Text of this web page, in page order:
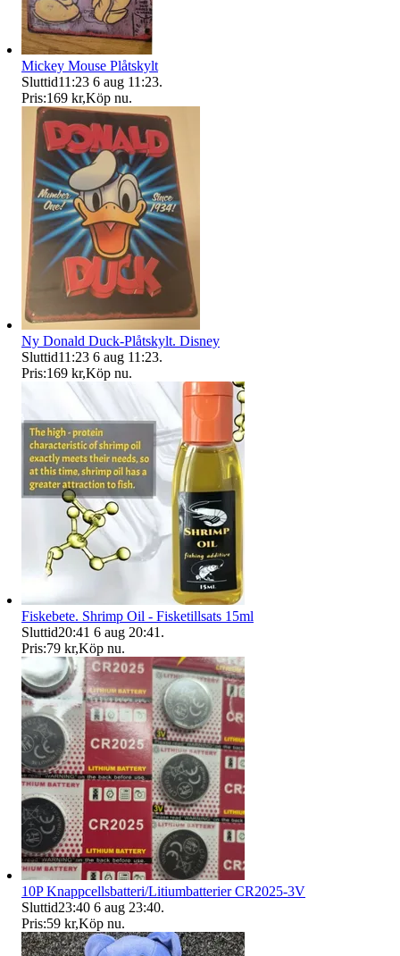
Mickey Mouse Plåtskylt
Sluttid11:23 6 aug 11:23.
Pris:169 kr,Köp nu.
Ny Donald Duck-Plåtskylt. Disney
Sluttid11:23 6 aug 11:23.
Pris:169 kr,Köp nu.
Fiskebete. Shrimp Oil - Fisketillsats 15ml
Sluttid20:41 6 aug 20:41 .
Pris:79 kr,Köp nu.
10P Knappcellsbatteri/Litiumbatterier CR2025-3V
Sluttid23:40 6 aug 23:40.
Pris:59 kr,Köp nu.